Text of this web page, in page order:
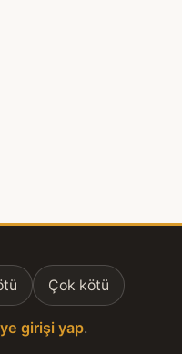
Çok kötü
girişi yap.